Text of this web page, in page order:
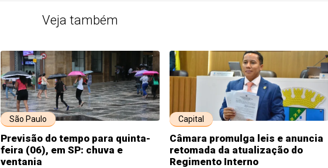
Veja também
São Paulo
Previsão do tempo para quinta-
feira (06), em SP: chuva e
ventania
Capital
Câmara promulga leis e anuncia
retomada da atualização do
Regimento Interno